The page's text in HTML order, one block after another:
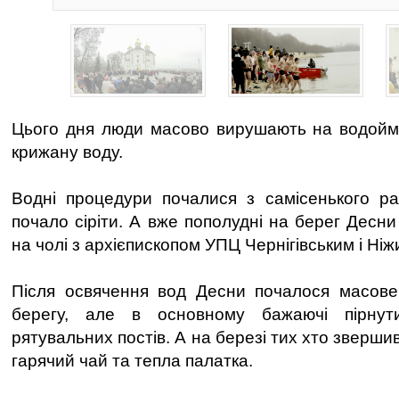
Цього дня люди масово вирушають на
крижану воду.
Водні процедури почалися з самісенького
почало сіріти. А вже пополудні на берег
на чолі з архієпископом УПЦ Чернігівським і
Після освячення вод Десни почалося
берегу, але в основному бажаючі
рятувальних постів. А на березі тих хто
гарячий чай та тепла палатка.